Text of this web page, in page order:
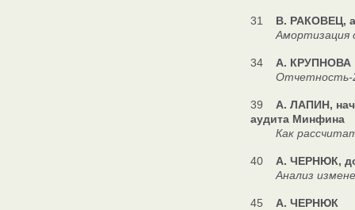
31 В. РАКОВЕЦ,
Амортизация
34 А. КРУПНОВА
Отчетность-
39 А. ЛАПИН,
аудита Минфина
Как
40 А. ЧЕРНЮК,
Анализ
45 А. ЧЕРНЮК